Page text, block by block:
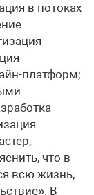
в потоках
платформ;
что в
всю жизнь,
В